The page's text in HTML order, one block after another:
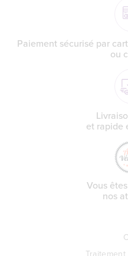
Paiement sécurisé par
ou
et rapide
Vous
nos